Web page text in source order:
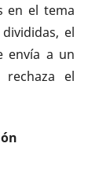
en el tema
el
envía a un
el